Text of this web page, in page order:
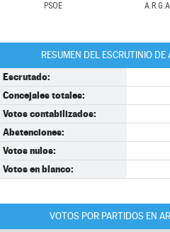
PSOE
RESUMEN DEL ESCRUTINIO
Escrutado:
Concejales totales:
Votos contabilizados:
Abstenciones:
Votos nulos:
Votos en blanco:
VOTOS POR PARTIDOS EN